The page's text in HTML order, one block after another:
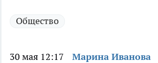
Общество
30 мая 12:17 Марина Иванова